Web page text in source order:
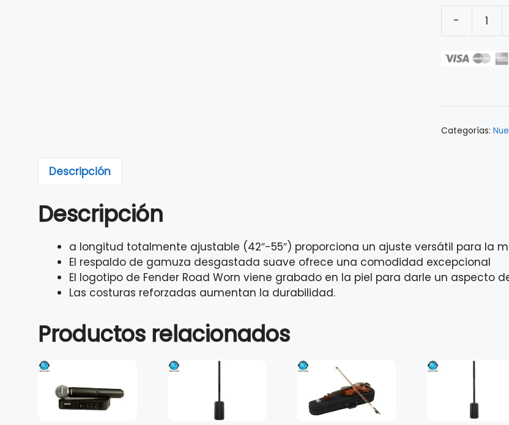
-
WORN
BRN
cantidad
Categorías:
Descripción
Descripción
a longitud totalmente ajustable (42″-55″) proporciona un ajuste versátil para la
El respaldo de gamuza desgastada suave ofrece una comodidad excepcional
El logotipo de Fender Road Worn viene grabado en la piel para darle un aspecto
Las costuras reforzadas aumentan la durabilidad.
Productos relacionados